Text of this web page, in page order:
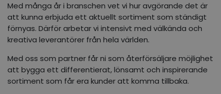
Med många år i branschen vet vi hur avgörande det är
att kunna erbjuda ett aktuellt sortiment som ständigt
förnyas. Därför arbetar vi intensivt med välkända och
kreativa leverantörer från hela världen.
Med oss som partner får ni som återförsäljare möjlighet
att bygga ett differentierat, lönsamt och inspirerande
sortiment som får era kunder att komma tillbaka.